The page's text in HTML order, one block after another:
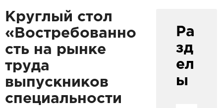
Круглый стол
«Востребованно
сть на рынке
труда
выпускников
специальности
Ра
зд
ел
ы